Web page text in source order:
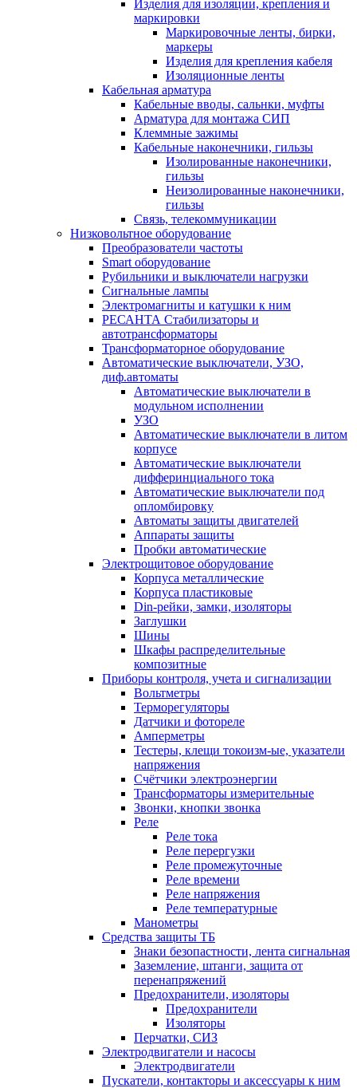
Изделия для изоляции, крепления и
маркировки
Маркировочные ленты, бирки,
маркеры
Изделия для крепления кабеля
Изоляционные ленты
Кабельная арматура
Кабельные вводы, сальнки, муфты
Арматура для монтажа СИП
Клеммные зажимы
Кабельные наконечники, гильзы
Изолированные наконечники,
гильзы
Неизолированные наконечники,
гильзы
Связь, телекоммуникации
Низковольтное оборудование
Преобразователи частоты
Smart оборудование
Рубильники и выключатели нагрузки
Сигнальные лампы
Электромагниты и катушки к ним
РЕСАНТА Стабилизаторы и
автотрансформаторы
Трансформаторное оборудование
Автоматические выключатели, УЗО,
диф.автоматы
Автоматические выключатели в
модульном исполнении
УЗО
Автоматические выключатели в литом
корпусе
Автоматические выключатели
дифферинциального тока
Автоматические выключатели под
опломбировку
Автоматы защиты двигателей
Аппараты защиты
Пробки автоматические
Электрощитовое оборудование
Корпуса металлические
Корпуса пластиковые
Din-рейки, замки, изоляторы
Заглушки
Шины
Шкафы распределительные
композитные
Приборы контроля, учета и сигнализации
Вольтметры
Терморегуляторы
Датчики и фотореле
Амперметры
Тестеры, клещи токоизм-ые, указатели
напряжения
Счётчики электроэнергии
Трансформаторы измерительные
Звонки, кнопки звонка
Реле
Реле тока
Реле перергузки
Реле промежуточные
Реле времени
Реле напряжения
Реле температурные
Манометры
Средства защиты ТБ
Знаки безопастности, лента сигнальная
Заземление, штанги, защита от
перенапряжений
Предохранители, изоляторы
Предохранители
Изоляторы
Перчатки, СИЗ
Электродвигатели и насосы
Электродвигатели
Пускатели, контакторы и аксессуары к ним